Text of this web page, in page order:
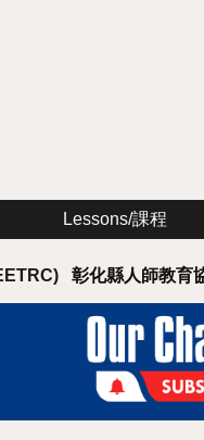
Lessons/課程
彰化縣人師教育